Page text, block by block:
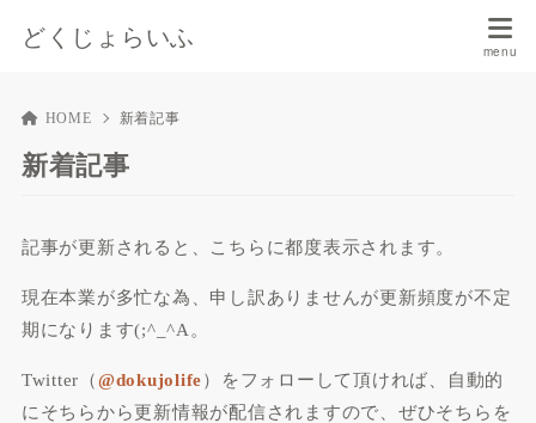
どくじょらいふ
HOME 新着記事
新着記事
記事が更新されると、こちらに都度表示されます。
現在本業が多忙な為、申し訳ありませんが更新頻度が不定
期になります(;^_^A。
Twitter（@dokujolife）をフォローして頂ければ、自動的
にそちらから更新情報が配信されますので、ぜひそちらを